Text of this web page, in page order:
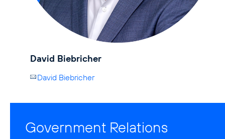
David Biebricher
David Biebricher
Government Relations